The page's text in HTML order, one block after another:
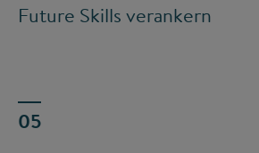
Future Skills verankern